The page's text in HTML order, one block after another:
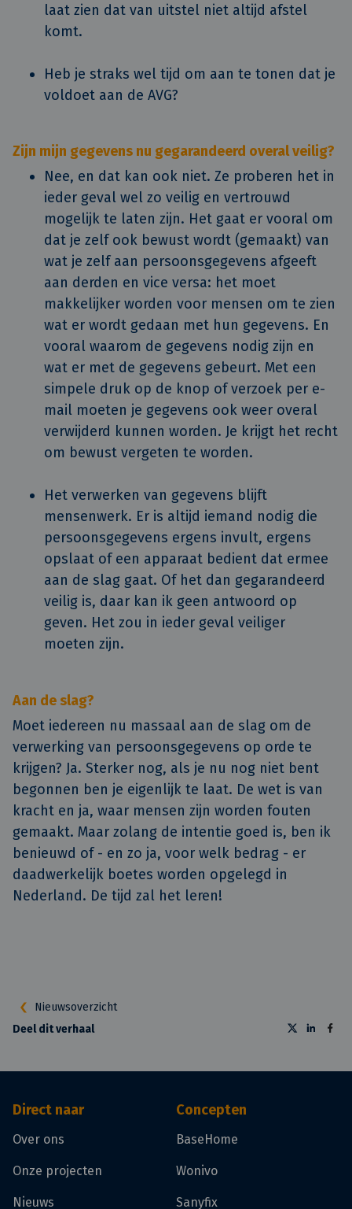
laat zien dat van uitstel niet altijd afstel
komt.
Heb je straks wel tijd om aan te tonen dat je
voldoet aan de AVG?
Zijn mijn gegevens nu gegarandeerd overal veilig?
Nee, en dat kan ook niet. Ze proberen het in
ieder geval wel zo veilig en vertrouwd
mogelijk te laten zijn. Het gaat er vooral om
dat je zelf ook bewust wordt (gemaakt) van
wat je zelf aan persoonsgegevens afgeeft
aan derden en vice versa: het moet
makkelijker worden voor mensen om te zien
wat er wordt gedaan met hun gegevens. En
vooral waarom de gegevens nodig zijn en
wat er met de gegevens gebeurt. Met een
simpele druk op de knop of verzoek per e-
mail moeten je gegevens ook weer overal
verwijderd kunnen worden. Je krijgt het recht
om bewust vergeten te worden.
Het verwerken van gegevens blijft
mensenwerk. Er is altijd iemand nodig die
persoonsgegevens ergens invult, ergens
opslaat of een apparaat bedient dat ermee
aan de slag gaat. Of het dan gegarandeerd
veilig is, daar kan ik geen antwoord op
geven. Het zou in ieder geval veiliger
moeten zijn.
Aan de slag?
Moet iedereen nu massaal aan de slag om de
verwerking van persoonsgegevens op orde te
krijgen? Ja. Sterker nog, als je nu nog niet bent
begonnen ben je eigenlijk te laat. De wet is van
kracht en ja, waar mensen zijn worden fouten
gemaakt. Maar zolang de intentie goed is, ben ik
benieuwd of - en zo ja, voor welk bedrag - er
daadwerkelijk boetes worden opgelegd in
Nederland. De tijd zal het leren!
Nieuwsoverzicht
Deel dit verhaal
Direct naar
Over ons
Onze projecten
Nieuws
Concepten
BaseHome
Wonivo
Sanyfix